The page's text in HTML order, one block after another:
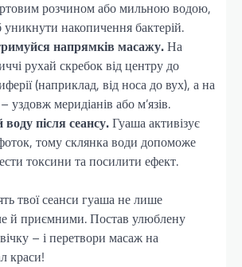
розчином або мильною водою,
накопичення бактерій.
напрямків масажу.На
рухай скребок від центру до
(наприклад, від носа до вух), а на
– уздовж меридіанів або м’язів.
після сеансу.Гуаша активізує
тому склянка води допоможе
токсини та посилити ефект.
твої сеанси гуаша не лише
й приємними. Постав улюблену
– і перетвори масаж на
краси!